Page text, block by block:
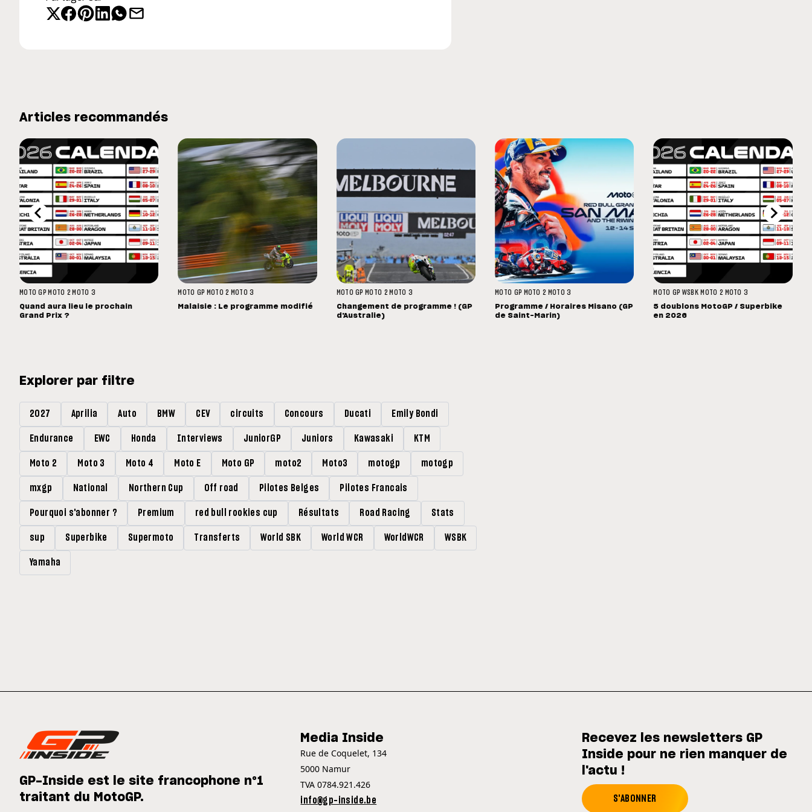
Articles recommandés
MOTO GP MOTO 2 MOTO 3
Quand aura lieu le prochain
Grand Prix ?
MOTO GP MOTO 2 MOTO 3
Malaisie : Le programme modifié
MOTO GP MOTO 2 MOTO 3
Changement de programme ! (GP
d'Australie)
MOTO GP MOTO 2 MOTO 3
Programme / Horaires Misano (GP
de Saint-Marin)
MOTO GP WSBK MOTO 2 MOTO 3
5 doublons MotoGP / Superbike
en 2026
Explorer par filtre
2027 Aprilia Auto BMW CEV circuits Concours Ducati Emily Bondi
Endurance EWC Honda Interviews JuniorGP Juniors Kawasaki KTM
Moto 2 Moto 3 Moto 4 Moto E Moto GP moto2 Moto3 motogp motogp
mxgp National Northern Cup Off road Pilotes Belges Pilotes Francais
Pourquoi s'abonner ? Premium red bull rookies cup Résultats Road Racing Stats
sup Superbike Supermoto Transferts World SBK World WCR WorldWCR WSBK
Yamaha
GP-Inside est le site francophone n°1
traitant du MotoGP.
Media Inside
Rue de Coquelet, 134
5000 Namur
TVA 0784.921.426
info@gp-inside.be
Recevez les newsletters GP
Inside pour ne rien manquer de
l'actu !
S'ABONNER